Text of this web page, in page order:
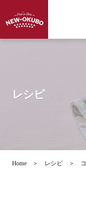
レシピ
Home ＞ レシピ ＞